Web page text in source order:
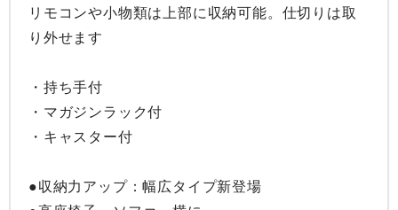
リモコンや小物類は上部に収納可能。仕切りは取
り外せます
・持ち手付
・マガジンラック付
・キャスター付
●収納力アップ：幅広タイプ新登場